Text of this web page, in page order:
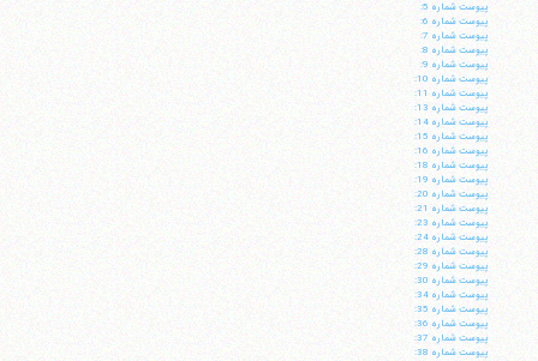
پيوست شماره 5:
پيوست شماره 6:
پيوست شماره 7:
پيوست شماره 8:
پيوست شماره 9:
پيوست شماره 10:
پيوست شماره 11:
پيوست شماره 13:
پيوست شماره 14:
پيوست شماره 15:
پيوست شماره 16:
پيوست شماره 18:
پيوست شماره 19:
پيوست شماره 20:
پيوست شماره 21:
پيوست شماره 23:
پيوست شماره 24:
پيوست شماره 28:
پيوست شماره 29:
پيوست شماره 30:
پيوست شماره 34:
پيوست شماره 35:
پيوست شماره 36:
پيوست شماره 37:
پيوست شماره 38: